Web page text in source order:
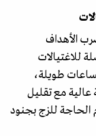
الأهداف
للاغتيالات
طويلة،
عالية مع تقليل
الحاجة للزج بجنود